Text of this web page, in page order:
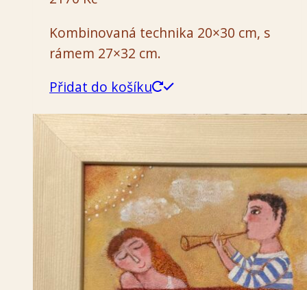
Kombinovaná technika 20×30 cm, s
rámem 27×32 cm.
Přidat do košíku